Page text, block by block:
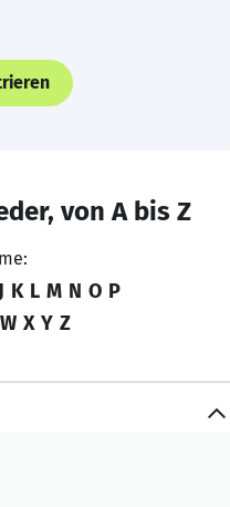
von A bis Z
J K L M N O P
W X Y Z